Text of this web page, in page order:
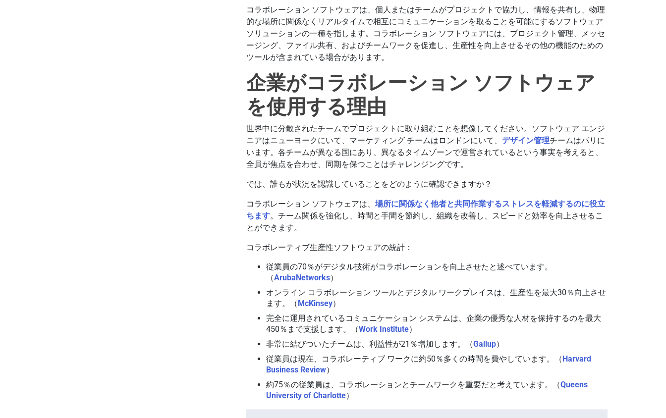
コラボレーション ソフトウェアは、個人またはチームがプロジェクトで協力し、情報を共有し、物理
的な場所に関係なくリアルタイムで相互にコミュニケーションを取ることを可能にするソフトウェア
ソリューションの一種を指します。コラボレーション ソフトウェアには、プロジェクト管理、メッセ
ージング、ファイル共有、およびチームワークを促進し、生産性を向上させるその他の機能のための
ツールが含まれている場合があります。
企業がコラボレーション ソフトウェア
を使用する理由
世界中に分散されたチームでプロジェクトに取り組むことを想像してください。ソフトウェア エンジ
ニアはニューヨークにいて、マーケティング チームはロンドンにいて、 デザイン管理チームはパリに
います。各チームが異なる国にあり、異なるタイムゾーンで運営されているという事実を考えると、
全員が焦点を合わせ、同期を保つことはチャレンジングです。
では、誰もが状況を認識していることをどのように確認できますか？
コラボレーション ソフトウェアは、場所に関係なく他者と共同作業するストレスを軽減するのに役立
ちます。チーム関係を強化し、時間と手間を節約し、組織を改善し、スピードと効率を向上させるこ
とができます。
コラボレーティブ生産性ソフトウェアの統計：
従業員の70％がデジタル技術がコラボレーションを向上させたと述べています。
（ArubaNetworks）
オンライン コラボレーション ツールとデジタル ワークプレイスは、生産性を最大30％向上させ
ます。（McKinsey）
完全に運用されているコミュニケーション システムは、企業の優秀な人材を保持するのを最大
450％まで支援します。（Work Institute）
非常に結びついたチームは、利益性が21％増加します。（Gallup）
従業員は現在、コラボレーティブ ワークに約50％多くの時間を費やしています。（Harvard
Business Review）
約75％の従業員は、コラボレーションとチームワークを重要だと考えています。（Queens
University of Charlotte）